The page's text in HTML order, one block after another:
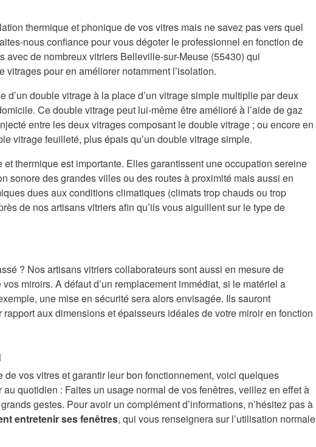
thermique et phonique de vos vitres mais ne savez pas vers quel
nous confiance pour vous dégoter le professionnel en fonction de
avec de nombreux vitriers Belleville-sur-Meuse (55430) qui
vitrages pour en améliorer notamment l’isolation.
d’un double vitrage à la place d’un vitrage simple multiplie par deux
Ce double vitrage peut lui-même être amélioré à l’aide de gaz
entre les deux vitrages composant le double vitrage ; ou encore en
vitrage feuilleté, plus épais qu’un double vitrage simple.
thermique est importante. Elles garantissent une occupation sereine
sonore des grandes villes ou des routes à proximité mais aussi en
dues aux conditions climatiques (climats trop chauds ou trop
de nos artisans vitriers afin qu’ils vous aiguillent sur le type de
? Nos artisans vitriers collaborateurs sont aussi en mesure de
miroirs. A défaut d’un remplacement immédiat, si le matériel a
une mise en sécurité sera alors envisagée. Ils sauront
aux dimensions et épaisseurs idéales de votre miroir en fonction
de vos vitres et garantir leur bon fonctionnement, voici quelques
quotidien : Faites un usage normal de vos fenêtres, veillez en effet à
gestes. Pour avoir un complément d’informations, n’hésitez pas à
entretenir ses fenêtres, qui vous renseignera sur l’utilisation normale